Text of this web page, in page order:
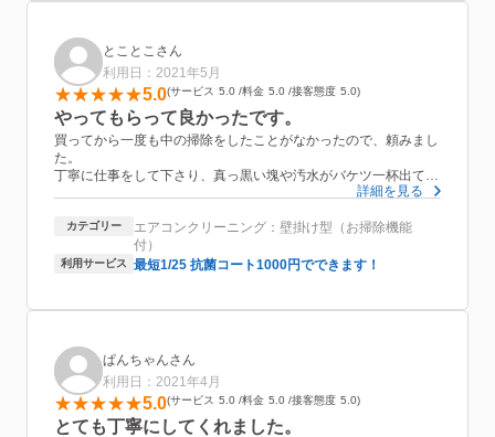
とことこさん
利用日：2021年5月
5.0 サービス 5.0 料金 5.0 接客態度 5.0
やってもらって良かったです。
買ってから一度も中の掃除をしたことがなかったので、頼みまし
た。
丁寧に仕事をして下さり、真っ黒い塊や汚水がバケツ一杯出てき
抗菌コートは自分でも出来そうでしたが、どこまで外していいか
もわからないので、頼みました。
詳細を見る
カテゴリー
エアコンクリーニング：壁掛け型（お掃除機能
付）
利用サービス 最短1/25 抗菌コート1000円でできます！
ぱんちゃんさん
利用日：2021年4月
5.0 サービス 5.0 料金 5.0 接客態度 5.0
とても丁寧にしてくれました。